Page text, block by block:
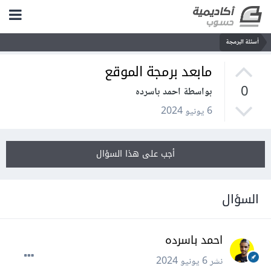
أسئلة البرمجة
0
مابعد برمجة الموقع
بواسطة احمد باسرده
6 يونيو 2024
أجب على هذا السؤال
السؤال
احمد باسرده
نشر6 يونيو 2024